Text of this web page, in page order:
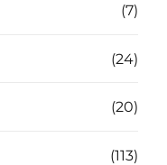
(7)
(24)
(20)
(113)